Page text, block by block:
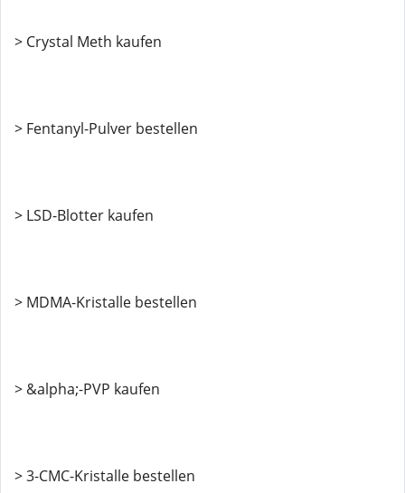
> Crystal Meth kaufen
> Fentanyl-Pulver bestellen
> LSD-Blotter kaufen
> MDMA-Kristalle bestellen
> &alpha;-PVP kaufen
> 3-CMC-Kristalle bestellen